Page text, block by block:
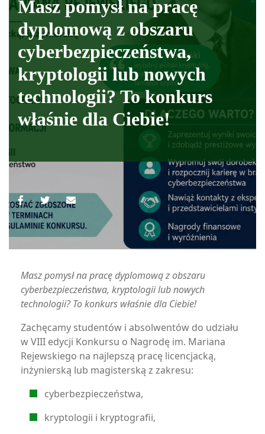
Masz pomysł na pracę
dyplomową z obszaru
cyberbezpieczeństwa,
kryptologii lub nowych
technologii? To konkurs
właśnie dla Ciebie!
Masz pomysł na pracę dyplomową z obszaru
cyberbezpieczeństwa, kryptologii lub nowych
technologii? To konkurs właśnie dla Ciebie!
Zachęcamy studentów i absolwentów do udziału
w VIII edycji Konkursu o Nagrodę im. Mariana
Rejewskiego na najlepszą pracę licencjacką,
inżynierską lub magisterską z zakresu:
cyberbezpieczeństwa,
kryptologii i kryptografii,